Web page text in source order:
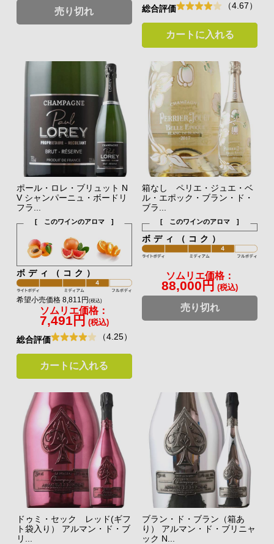
売り切れ 総合評価 （4.67）
カートに入れる
ポール・ロレ・ブリュット N
V シャンパーニュ・ボードリ
フラ...
[ このワインのアロマ ]
ボディ（コク）
希望小売価格 8,811円 (税込)
ソムリエ価格：
7,491円 (税込)
総合評価 （4.25）
カートに入れる
箱なし ペリエ・ジュエ・ベ
ル・エポック・ブラン・ド・
ブラ...
[ このワインのアロマ ]
ボディ（コク）
ソムリエ価格：
88,000円 (税込)
売り切れ
ドゥミ・セック レッド(ギフ
ト袋入り） アルマン・ド・ブ
リ...
ブラン・ド・ブラン（箱あ
り） アルマン・ド・ブリニャ
ック N...